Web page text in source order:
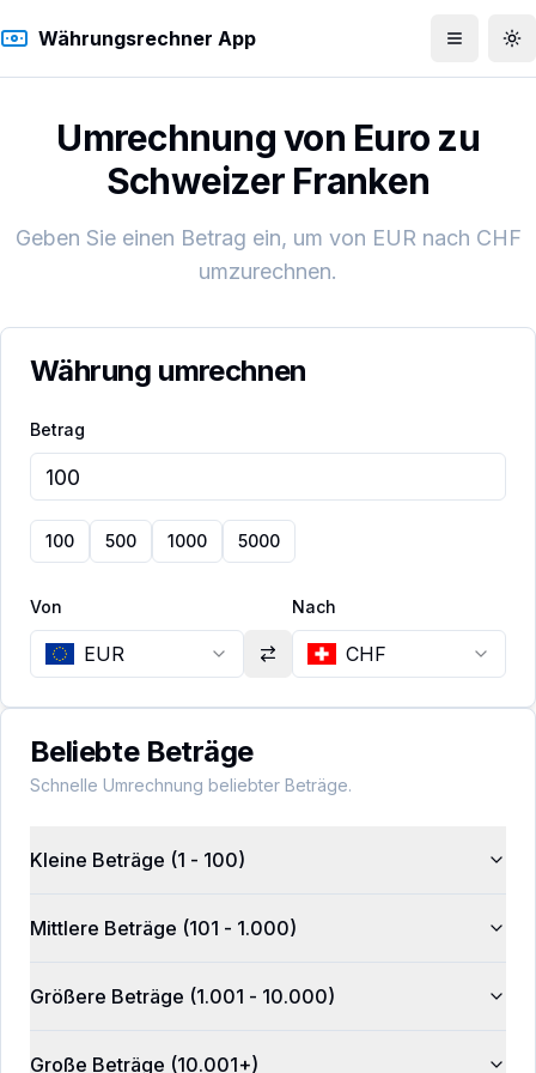
Währungsrechner App Menü
Umrechnung von Euro zu
Schweizer Franken
Geben Sie einen Betrag ein, um von EUR nach CHF
umzurechnen.
Währung umrechnen
Betrag
100 500 1000 5000
Von
EUR
Nach
CHF
Beliebte Beträge
Schnelle Umrechnung beliebter Beträge.
Kleine Beträge (1 - 100)
Mittlere Beträge (101 - 1.000)
Größere Beträge (1.001 - 10.000)
Große Beträge (10.001+)